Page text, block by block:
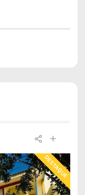
DESTAQUE